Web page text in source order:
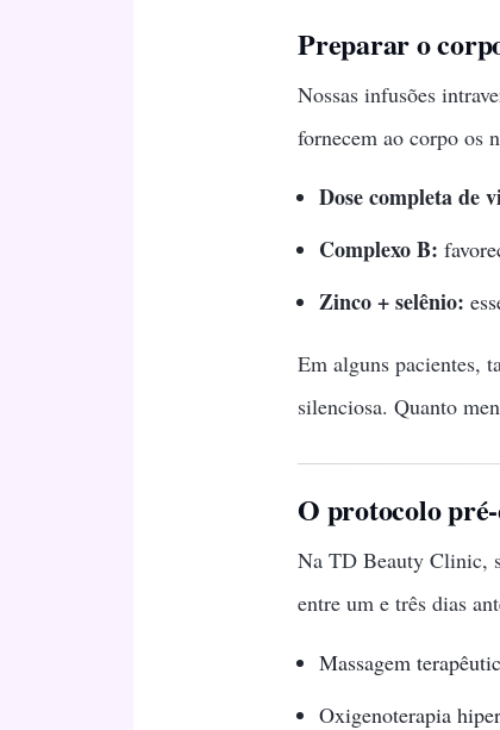
Preparar o
Nossas infusões
fornecem ao corpo os
Dose completa de
Complexo B:
Zinco + selênio:
Em alguns pacientes,
silenciosa. Quanto
O protocolo
Na TD Beauty Clinic,
entre um e três dias
Massagem
Oxigenoterapia